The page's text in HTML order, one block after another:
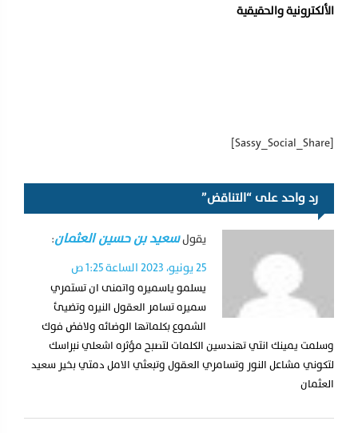
الألكترونية والحقيقية
[Sassy_Social_Share]
رد واحد على “التناقض”
يقولسعيد بن حسين العثمان:
25 يونيو، 2023 الساعة 1:25 ص
يسلمو ياسميره واتمنى ان تستمري
سميره تسامر العقول النيره وتضيئ
الشموع بكلماتها الوضائه ولافض فوك
وسلمت يمينك انتي تهندسين الكلمات لتصبح مؤثره اشعلي نبراسك
لتكوني مشاعل النور وتسامري العقول وتبعثي الامل دمتي بخير سعيد
العثمان